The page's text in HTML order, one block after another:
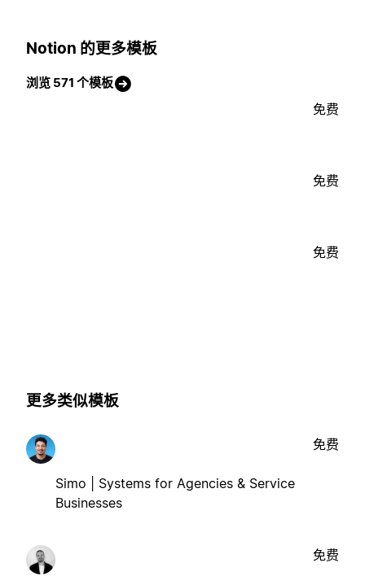
Notion 的更多模板
浏览 571 个模板
免费
免费
免费
更多类似模板
Simo | Systems for Agencies & Service
Businesses
免费
免费